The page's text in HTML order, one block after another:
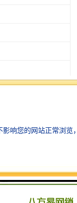
管
产过程中，厂
，确保产品对